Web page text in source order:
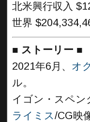
北米興行収入
世界
■ ストーリー ■
2021年6月、 オ
ル。
イゴン・スペン
ライミス/CG映